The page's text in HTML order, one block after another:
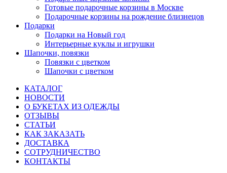
Готовые подарочные корзины в Москве
Подарочные корзины на рождение близнецов
Подарки
Подарки на Новый год
Интерьерные куклы и игрушки
Шапочки, повязки
Повязки с цветком
Шапочки с цветком
КАТАЛОГ
НОВОСТИ
О БУКЕТАХ ИЗ ОДЕЖДЫ
ОТЗЫВЫ
СТАТЬИ
КАК ЗАКАЗАТЬ
ДОСТАВКА
СОТРУДНИЧЕСТВО
КОНТАКТЫ